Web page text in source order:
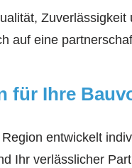
auf eine
für Ihre
entwickelt
Ihr verlässlicher